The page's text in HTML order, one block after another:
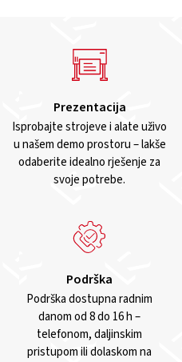
Prezentacija
Isprobajte strojeve i alate uživo
u našem demo prostoru – lakše
odaberite idealno rješenje za
svoje potrebe.
Podrška
Podrška dostupna radnim
danom od 8 do 16 h –
telefonom, daljinskim
pristupom ili dolaskom na